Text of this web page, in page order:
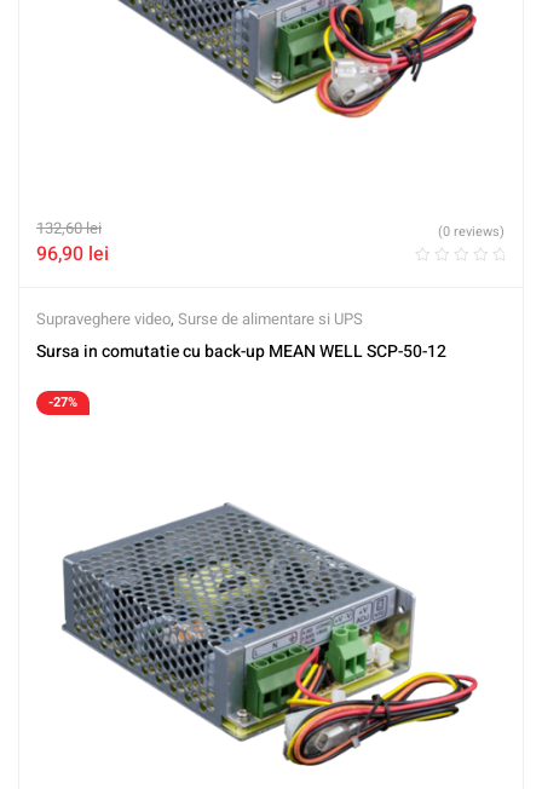
132,60lei
96,90 lei
(0 reviews)
Supraveghere video, Surse de alimentare si UPS
Sursa in comutatie cu back-up MEAN WELL SCP-50-12
-27%